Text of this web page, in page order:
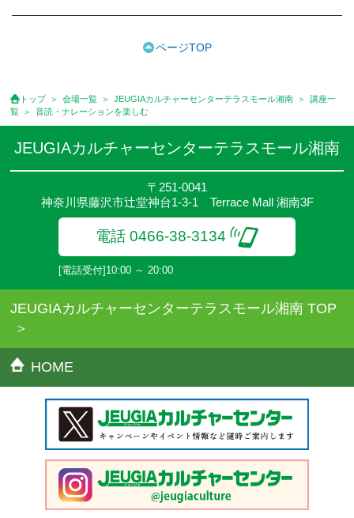
用は含まれておりません。
のでご確認ください。
●参加人数が一定に満たない場合、体験や講座開講を中止または延
期することがあります。
●その他、詳しい内容については、ご入会時にご説明をさせていた
だきます。
ページTOP
トップ 会場一覧 JEUGIAカルチャーセンターテラスモール湘南
講座一
覧
音読・ナレーションを楽しむ
JEUGIAカルチャーセンターテラスモール湘南
〒251-0041
神奈川県藤沢市辻堂神台1-3-1 Terrace Mall 湘南3F
電話 0466-38-3134
[電話受付]10:00 ～ 20:00
JEUGIAカルチャーセンターテラスモール湘南 TOP
HOME